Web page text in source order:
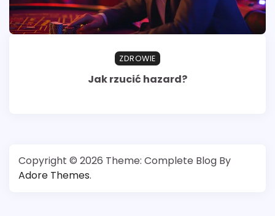
ZDROWIE
Jak rzucić hazard?
Copyright © 2026 Theme: Complete Blog By
Adore Themes.